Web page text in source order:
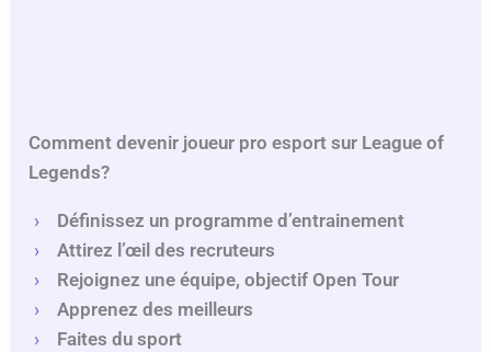
Comment devenir joueur pro esport sur League of
Legends?
Définissez un programme d’entrainement
Attirez l’œil des recruteurs
Rejoignez une équipe, objectif Open Tour
Apprenez des meilleurs
Faites du sport